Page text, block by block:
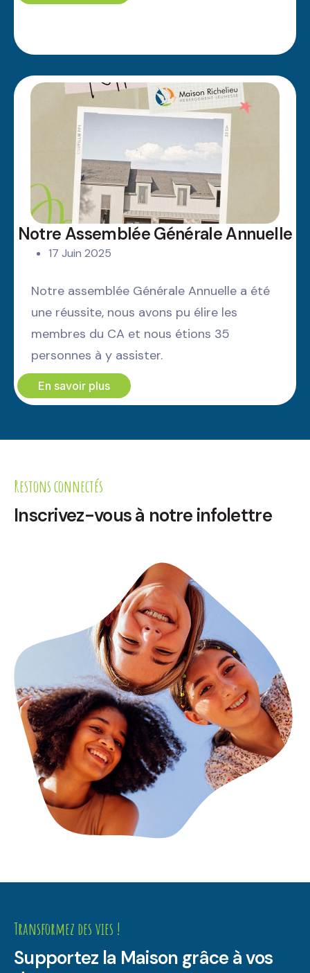
Notre Assemblée Générale Annuelle
17 Juin 2025
Notre assemblée Générale Annuelle a été
une réussite, nous avons pu élire les
membres du CA et nous étions 35
personnes à y assister.
En savoir plus
Restons connectés
Inscrivez-vous à notre infolettre
Transformez des vies !
Supportez la Maison grâce à vos